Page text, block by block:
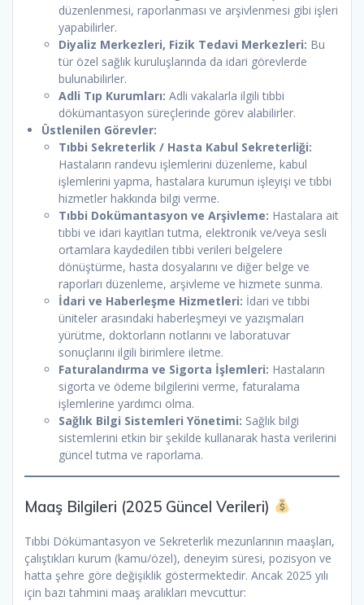
düzenlenmesi, raporlanması ve arşivlenmesi gibi işleri
yapabilirler.
Diyaliz Merkezleri, Fizik Tedavi Merkezleri: Bu
tür özel sağlık kuruluşlarında da idari görevlerde
bulunabilirler.
Adli Tıp Kurumları: Adli vakalarla ilgili tıbbi
dökümantasyon süreçlerinde görev alabilirler.
Üstlenilen Görevler:
Tıbbi Sekreterlik / Hasta Kabul Sekreterliği:
Hastaların randevu işlemlerini düzenleme, kabul
işlemlerini yapma, hastalara kurumun işleyişi ve tıbbi
hizmetler hakkında bilgi verme.
Tıbbi Dokümantasyon ve Arşivleme: Hastalara ait
tıbbi ve idari kayıtları tutma, elektronik ve/veya sesli
ortamlara kaydedilen tıbbi verileri belgelere
dönüştürme, hasta dosyalarını ve diğer belge ve
raporları düzenleme, arşivleme ve hizmete sunma.
İdari ve Haberleşme Hizmetleri: İdari ve tıbbi
üniteler arasındaki haberleşmeyi ve yazışmaları
yürütme, doktorların notlarını ve laboratuvar
sonuçlarını ilgili birimlere iletme.
Faturalandırma ve Sigorta İşlemleri: Hastaların
sigorta ve ödeme bilgilerini verme, faturalama
işlemlerine yardımcı olma.
Sağlık Bilgi Sistemleri Yönetimi: Sağlık bilgi
sistemlerini etkin bir şekilde kullanarak hasta verilerini
güncel tutma ve raporlama.
Maaş Bilgileri (2025 Güncel Verileri)
Tıbbi Dökümantasyon ve Sekreterlik mezunlarının maaşları,
çalıştıkları kurum (kamu/özel), deneyim süresi, pozisyon ve
hatta şehre göre değişiklik göstermektedir. Ancak 2025 yılı
için bazı tahmini maaş aralıkları mevcuttur: